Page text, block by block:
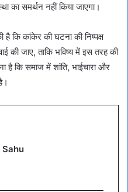
का समर्थन नहीं किया जाएगा।
कि कांकेर की घटना की निष्पक्ष
की जाए, ताकि भविष्य में इस तरह की
है कि समाज में शांति, भाईचारा और